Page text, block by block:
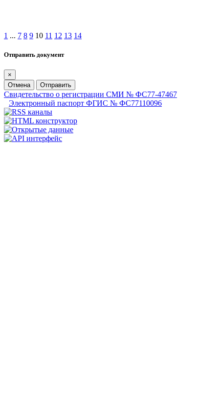
1 ... 7 8 9 10 11 12 13 14
Отправить документ
×
Отмена
Отправить
Свидетельство о регистрации СМИ № ФС77-47467
Электронный паспорт ФГИС № ФС77110096